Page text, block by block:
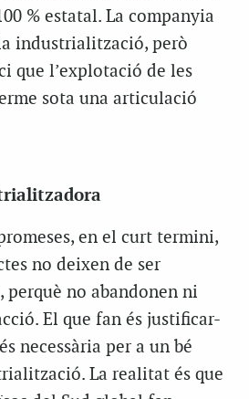
% estatal. La companyia
industrialització, però
que l’explotació de les
sota una articulació
en el curt termini,
no deixen de ser
perquè no abandonen ni
El que fan és justificar-
necessària per a un bé
La realitat és que